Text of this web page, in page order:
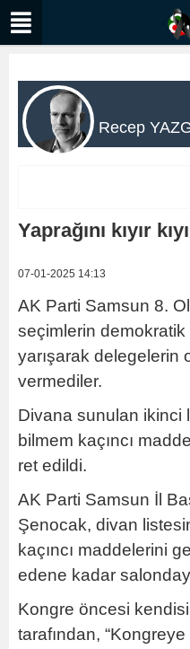
Recep
Yaprağını kıyır
07-01-2025 14:13
AK Parti Samsun 8.
seçimlerin demokratik
yarışarak delegelerin
vermediler.
Divana sunulan ikinci
bilmem kaçıncı
ret edildi.
AK Parti Samsun İl
Şenocak, divan
kaçıncı maddelerini
edene kadar
Kongre öncesi
tarafından,